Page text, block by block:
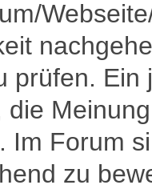
prüfen.
die
Im Forum
zu